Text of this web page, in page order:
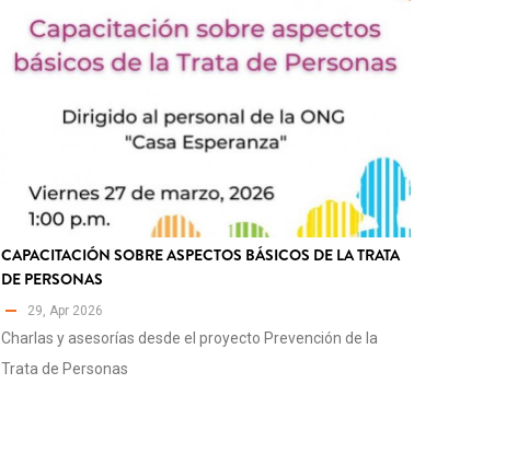
CAPACITACIÓN SOBRE ASPECTOS BÁSICOS DE LA TRATA
DE PERSONAS
29, Apr 2026
Charlas y asesorías desde el proyecto Prevención de la
Trata de Personas